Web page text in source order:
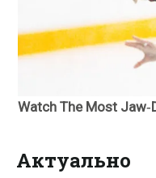
Актуально